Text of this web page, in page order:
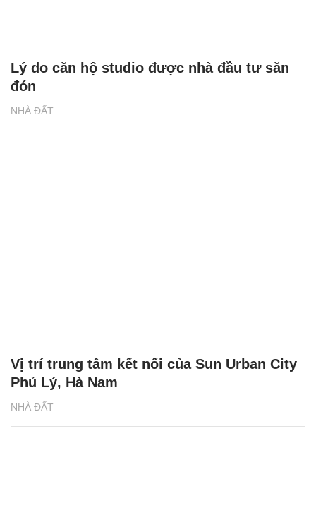
NHÀ ĐẤT
Lý do căn hộ studio được nhà đầu tư săn
đón
NHÀ ĐẤT
Vị trí trung tâm kết nối của Sun Urban City
Phủ Lý, Hà Nam